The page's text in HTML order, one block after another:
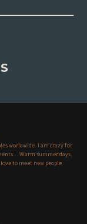
worldwide. I am crazy for
Warm summer days,
to meet new people.